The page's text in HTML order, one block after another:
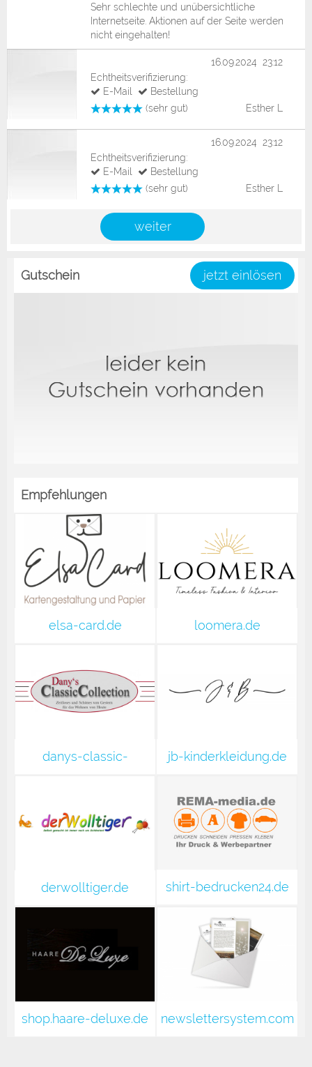
Sehr schlechte und unübersichtliche
Internetseite. Aktionen auf der Seite werden
nicht eingehalten!
(sehr gut) Esther L
16.09.2024 23:12
Echtheitsverifizierung:
E-Mail
Bestellung
(sehr gut) Esther L
16.09.2024 23:12
Echtheitsverifizierung:
E-Mail
Bestellung
weiter
Gutschein jetzt einlösen
Empfehlungen
elsa-card.de loomera.de
danys-classic- jb-kinderkleidung.de
derwolltiger.de shirt-bedrucken24.de
shop.haare-deluxe.de newslettersystem.com